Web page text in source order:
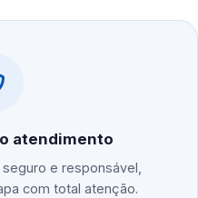
atendimento
e responsável,
com total atenção.